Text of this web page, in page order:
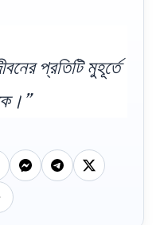
প্রতিটি মুহূর্তে